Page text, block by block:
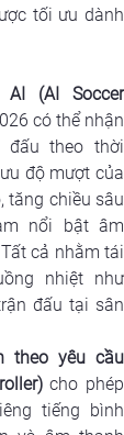
tối ưu dành
(AI Soccer
có thể nhận
đấu theo thời
độ mượt của
tăng chiều sâu
nổi bật âm
cả nhằm tái
nhiệt như
đấu tại sân
theo yêu cầu
cho phép
tiếng bình